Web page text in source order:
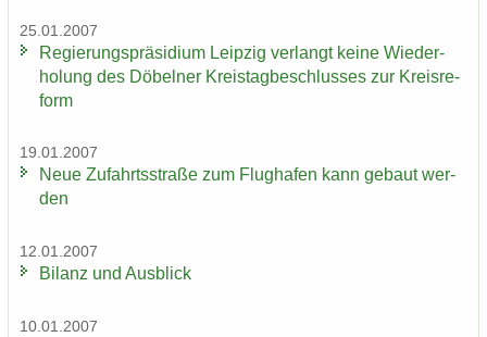
25.01.2007
Re­gie­rungs­prä­si­di­um Leip­zig ver­langt keine Wie­der­
ho­lung des Dö­bel­ner Kreis­tag­be­schlus­ses zur Kreis­re­
form
19.01.2007
Neue Zu­fahrts­stra­ße zum Flug­ha­fen kann ge­baut wer­
den
12.01.2007
Bi­lanz und Aus­blick
10.01.2007